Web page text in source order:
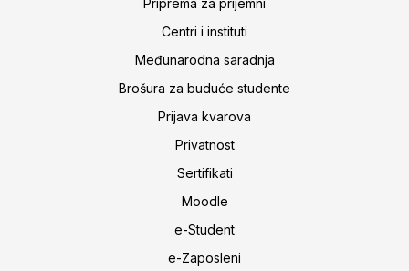
Priprema za prijemni
Centri i instituti
Međunarodna saradnja
Brošura za buduće studente
Prijava kvarova
Privatnost
Sertifikati
Moodle
e-Student
e-Zaposleni